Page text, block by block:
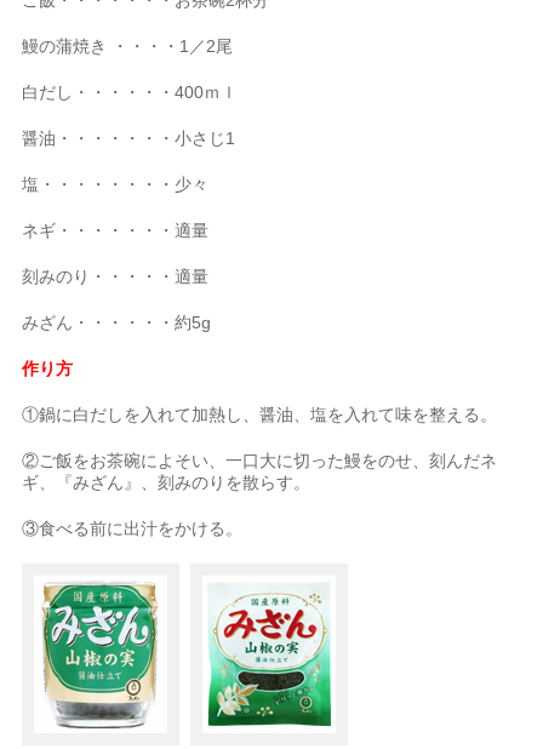
鰻の蒲焼き ・・・・1／2尾
白だし・・・・・・400ｍｌ
醤油・・・・・・・小さじ1
塩・・・・・・・・少々
ネギ・・・・・・・適量
刻みのり・・・・・適量
みざん・・・・・・約5g
作り方
①鍋に白だしを入れて加熱し、醤油、塩を入れて味を整える。
②ご飯をお茶碗によそい、一口大に切った鰻をのせ、刻んだネ
ギ、『みざん』、刻みのりを散らす。
③食べる前に出汁をかける。